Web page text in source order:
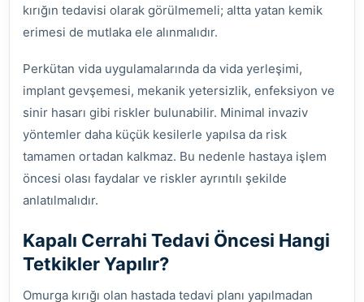
kırığın tedavisi olarak görülmemeli; altta yatan kemik
erimesi de mutlaka ele alınmalıdır.
Perkütan vida uygulamalarında da vida yerleşimi,
implant gevşemesi, mekanik yetersizlik, enfeksiyon ve
sinir hasarı gibi riskler bulunabilir. Minimal invaziv
yöntemler daha küçük kesilerle yapılsa da risk
tamamen ortadan kalkmaz. Bu nedenle hastaya işlem
öncesi olası faydalar ve riskler ayrıntılı şekilde
anlatılmalıdır.
Kapalı Cerrahi Tedavi Öncesi Hangi
Tetkikler Yapılır?
Omurga kırığı olan hastada tedavi planı yapılmadan